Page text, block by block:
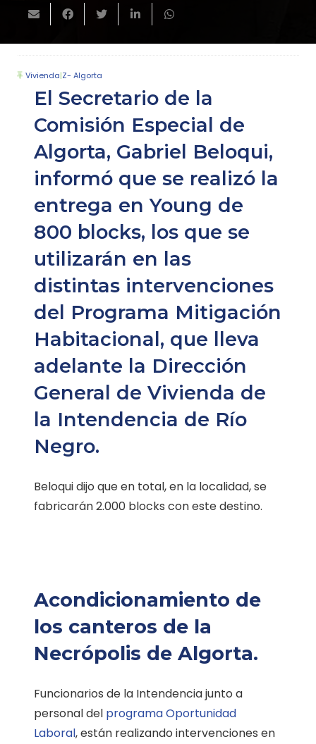
Vivienda|Z- Algorta
El Secretario de la
Comisión Especial de
Algorta, Gabriel Beloqui,
informó que se realizó la
entrega en Young de
800 blocks, los que se
utilizarán en las
distintas intervenciones
del Programa Mitigación
Habitacional, que lleva
adelante la Dirección
General de Vivienda de
la Intendencia de Río
Negro.
Beloqui dijo que en total, en la localidad, se
fabricarán 2.000 blocks con este destino.
Acondicionamiento de
los canteros de la
Necrópolis de Algorta.
Funcionarios de la Intendencia junto a
personal del programa Oportunidad
Laboral, están realizando intervenciones en